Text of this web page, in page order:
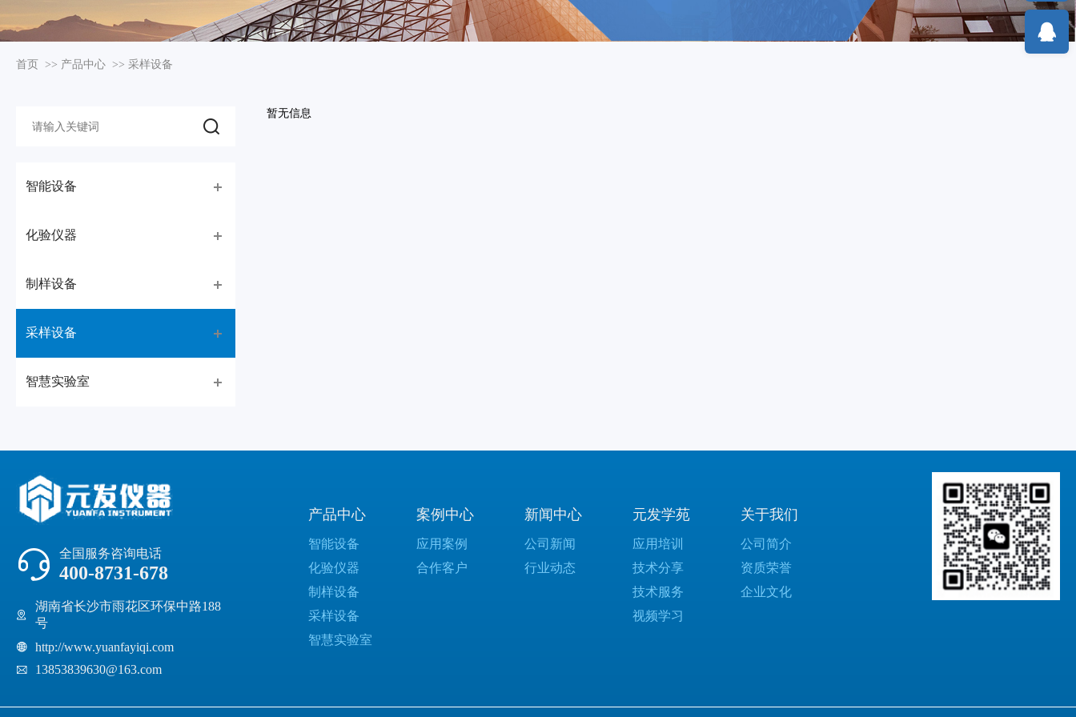
首页 >> 产品中心 >> 采样设备
智能设备
化验仪器
制样设备
采样设备
智慧实验室
暂无信息
全国服务咨询电话
400-8731-678
湖南省长沙市雨花区环保中路188
号
http://www.yuanfayiqi.com
13853839630@163.com
产品中心
智能设备
化验仪器
制样设备
采样设备
智慧实验室
案例中心
应用案例
合作客户
新闻中心
公司新闻
行业动态
元发学苑
应用培训
技术分享
技术服务
视频学习
关于我们
公司简介
资质荣誉
企业文化